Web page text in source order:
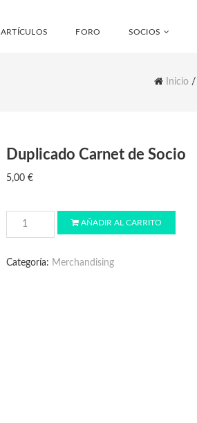
ARTÍCULOS FORO SOCIOS
Inicio /
Duplicado Carnet de Socio
5,00 €
Duplicado
Carnet
Socio
AÑADIR AL CARRITO
Categoría: Merchandising